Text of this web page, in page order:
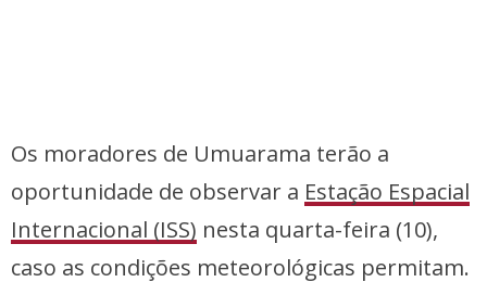
Os moradores de Umuarama terão a
oportunidade de observar a Estação Espacial
Internacional (ISS) nesta quarta-feira (10),
caso as condições meteorológicas permitam.